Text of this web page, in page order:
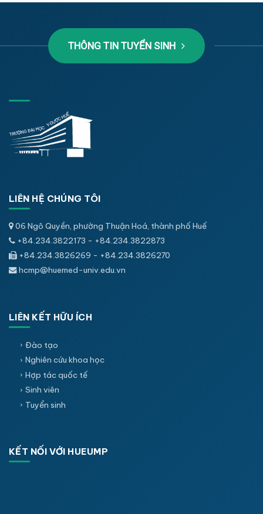
THÔNG TIN TUYỂN SINH
LIÊN HỆ CHÚNG TÔI
06 Ngô Quyền, phường Thuận Hoá, thành phố Huế
+84.234.3822173 - +84.234.3822873
+84.234.3826269 - +84.234.3826270
hcmp@huemed-univ.edu.vn
LIÊN KẾT HỮU ÍCH
Đào tạo
Nghiên cứu khoa học
Hợp tác quốc tế
Sinh viên
Tuyển sinh
KẾT NỐI VỚI HUEUMP